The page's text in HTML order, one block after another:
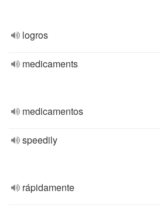
logros
medicaments
medicamentos
speedily
rápidamente